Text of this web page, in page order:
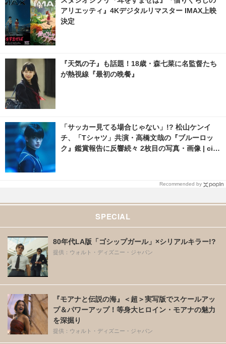
アリエッティ』4Kデジタルリマスター IMAX上映
決定
『天気の子』も話題！18歳・森七菜に名監督たち
が熱視線『最初の晩餐』
「サッカー見てる場合じゃない」!? 松山ケンイ
チ、「Tシャツ」共演・高橋文哉の『ブルーロッ
ク』鑑賞報告に反響続々 2枚目の写真・画像 | cin
Recommended by
SPECIAL
80年代LA版「ゴシップガール」×シリアルキラー!?
提供：ウォルト・ディズニー・ジャパン
『モアナと伝説の海』＜超＞実写版でスケールアッ
プ＆パワーアップ！等身大ヒロイン・モアナの魅力
を深掘り
提供：ウォルト・ディズニー・ジャパン